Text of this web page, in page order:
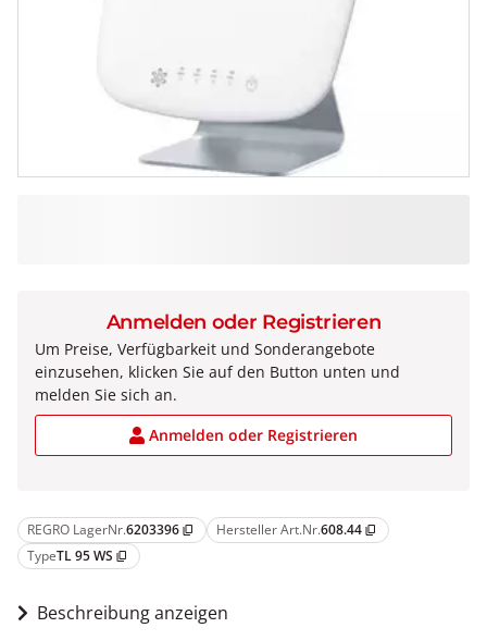
REGRO LagerNr.6203396 content_copy Hersteller Art.Nr.608.44 content_copy
TypeTL 95 WS content_copy
Beschreibung anzeigen
Anmelden oder Registrieren
Um Preise, Verfügbarkeit und Sonderangebote
einzusehen, klicken Sie auf den Button unten und
melden Sie sich an.
Anmelden oder Registrieren